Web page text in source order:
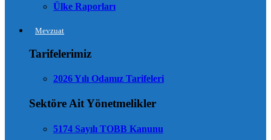
Ülke Raporları
Mevzuat
Tarifelerimiz
2026 Yılı Odamız Tarifeleri
Sektöre Ait Yönetmelikler
5174 Sayılı TOBB Kanunu